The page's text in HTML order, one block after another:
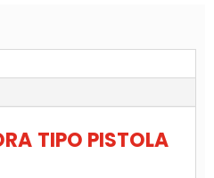
TIPO PISTOLA